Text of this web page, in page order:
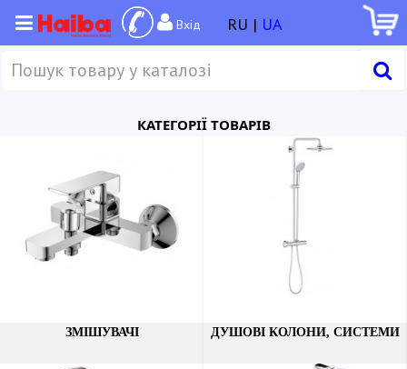
Вхід RU | UA
КАТЕГОРІЇ ТОВАРІВ
ЗМІШУВАЧІ ДУШОВІ КОЛОНИ, СИСТЕМИ